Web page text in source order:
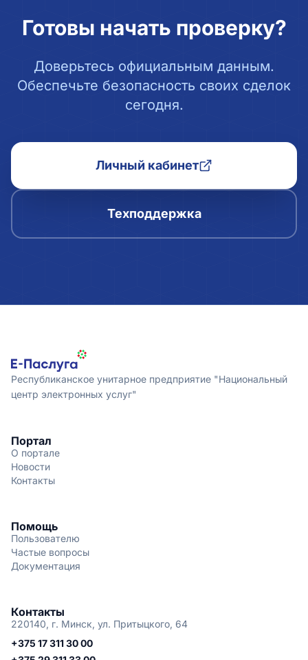
Готовы начать проверку?
Доверьтесь официальным данным.
Обеспечьте безопасность своих сделок
сегодня.
Личный кабинет
Техподдержка
Республиканское унитарное предприятие "Национальный
центр электронных услуг"
Портал
О портале
Новости
Контакты
Помощь
Пользователю
Частые вопросы
Документация
Контакты
220140, г. Минск, ул. Притыцкого, 64
+375 17 311 30 00